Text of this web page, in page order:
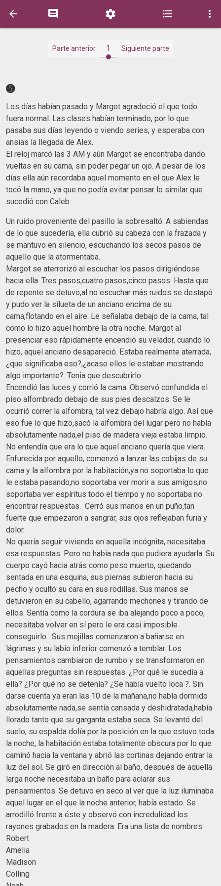
    
Parte anterior 1 Siguiente parte
➎
Los días habían pasado y Margot agradeció el que todo
fuera normal. Las clases habían terminado, por lo que
pasaba sus días leyendo o viendo series, y esperaba con
ansias la llegada de Alex.
El reloj marcó las 3 AM y aún Margot se encontraba dando
vueltas en su cama, sin poder pegar un ojo. A pesar de los
días ella aún recordaba aquel momento en el que Alex le
tocó la mano, ya que no podía evitar pensar lo similar que
sucedió con Caleb.
Un ruido proveniente del pasillo la sobresaltó. A sabiendas
de lo que sucedería, ella cubrió su cabeza con la frazada y
se mantuvo en silencio, escuchando los secos pasos de
aquello que la atormentaba.
Margot se aterrorizó al escuchar los pasos dirigiéndose
hacia ella. Tres pasos,cuatro pasos,cinco pasos. Hasta que
de repente se detuvo,al no escuchar más ruidos se destapó
y pudo ver la silueta de un anciano encima de su
cama,flotando en el aire. Le señalaba debajo de la cama, tal
como lo hizo aquel hombre la otra noche. Margot al
presenciar eso rápidamente encendió su velador, cuando lo
hizo, aquel anciano desapareció. Estaba realmente aterrada,
¿que significaba eso?,¿acaso ellos le estaban mostrando
algo importante?. Tenia que descubrirlo.
Encendió las luces y corrió la cama. Observó confundida el
piso alfombrado debajo de sus pies descalzos. Se le
ocurrió correr la alfombra, tal vez debajo habría algo. Así que
eso fue lo que hizo,sacó la alfombra del lugar pero no había
absolutamente nada,el piso de madera vieja estaba limpio.
No entendía que era lo que aquel anciano quería que viera.
Enfurecida por aquello, comenzó a lanzar las cobijas de su
cama y la alfombra por la habitación,ya no soportaba lo que
le estaba pasando,no soportaba ver morir a sus amigos,no
soportaba ver espíritus todo el tiempo y no soportaba no
encontrar respuestas. Cerró sus manos en un puño,tan
fuerte que empezaron a sangrar, sus ojos reflejaban furia y
dolor.
No quería seguir viviendo en aquella incógnita, necesitaba
esa respuestas. Pero no había nada que pudiera ayudarla. Su
cuerpo cayó hacia atrás como peso muerto, quedando
sentada en una esquina, sus piernas subieron hacia su
pecho y ocultó su cara en sus rodillas. Sus manos se
detuvieron en su cabello, agarrando mechones y tirando de
ellos. Sentía como la cordura se iba alejando poco a poco,
necesitaba volver en sí pero le era casi imposible
conseguirlo. Sus mejillas comenzaron a bañarse en
lágrimas y su labio inferior comenzó a temblar. Los
pensamientos cambiaron de rumbo y se transformaron en
aquellas preguntas sin respuestas. ¿Por qué le sucedía a
ella? ¿Por qué no se detenía? ¿Se había vuelto loca ?. Sin
darse cuenta ya eran las 10 de la mañana,no había dormido
absolutamente nada,se sentía cansada y deshidratada,había
llorado tanto que su garganta estaba seca. Se levantó del
suelo, su espalda dolía por la posición en la que estuvo toda
la noche, la habitación estaba totalmente obscura por lo que
caminó hacia la ventana y abrió las cortinas dejando entrar la
luz del sol. Se giró en dirección al baño, después de aquella
larga noche necesitaba un baño para aclarar sus
pensamientos. Se detuvo en seco al ver que la luz iluminaba
aquel lugar en el que la noche anterior, había estado. Se
arrodilló frente a éste y observó con incredulidad los
rayones grabados en la madera. Era una lista de nombres:
Robert
Amelia
Madison
Colling